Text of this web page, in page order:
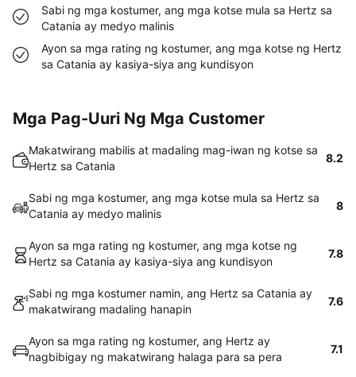
Sabi ng mga kostumer, ang mga kotse mula sa Hertz sa
Catania ay medyo malinis
Ayon sa mga rating ng kostumer, ang mga kotse ng Hertz
sa Catania ay kasiya-siya ang kundisyon
Mga Pag-Uuri Ng Mga Customer
Makatwirang mabilis at madaling mag-iwan ng kotse sa
Hertz sa Catania
8.2
Sabi ng mga kostumer, ang mga kotse mula sa Hertz sa
Catania ay medyo malinis
8
Ayon sa mga rating ng kostumer, ang mga kotse ng
Hertz sa Catania ay kasiya-siya ang kundisyon
7.8
Sabi ng mga kostumer namin, ang Hertz sa Catania ay
makatwirang madaling hanapin
7.6
Ayon sa mga rating ng kostumer, ang Hertz ay
nagbibigay ng makatwirang halaga para sa pera
7.1